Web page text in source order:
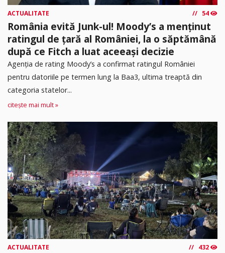
ACTUALITATE 54
România evită Junk-ul! Moody’s a menținut
ratingul de țară al României, la o săptămână
după ce Fitch a luat aceeași decizie
Agenția de rating Moody’s a confirmat ratingul României
pentru datoriile pe termen lung la Baa3, ultima treaptă din
categoria statelor...
citește mai mult »
ACTUALITATE 432